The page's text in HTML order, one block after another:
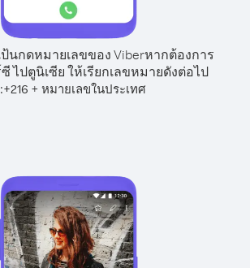
นกดหมายเลขของ Viberหากต้องการ
ไปตูนิเซีย ให้เรียกเลขหมายดังต่อไป
+216 + หมายเลขในประเทศ